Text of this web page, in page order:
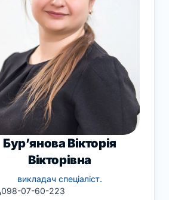
Бур’янова Вікторія
Вікторівна
викладач спеціаліст.
098-07-60-223